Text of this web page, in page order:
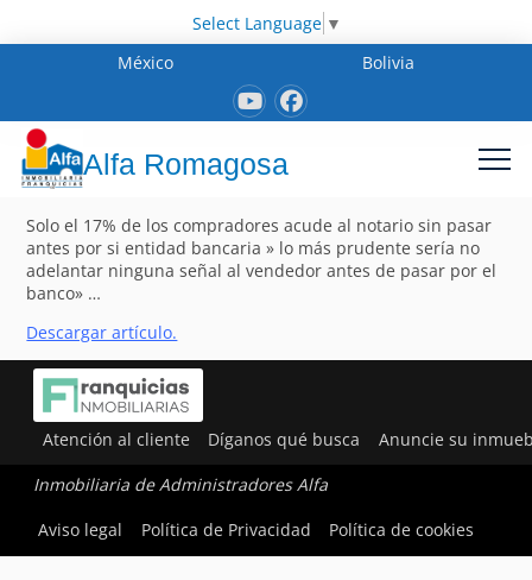
Select Language ▼
México
Bolivia
Alfa Romagosa
Solo el 17% de los compradores acude al notario sin pasar
antes por si entidad bancaria » lo más prudente sería no
adelantar ninguna señal al vendedor antes de pasar por el
banco» …
Descargar artículo.
Atención al cliente Díganos qué busca Anuncie su
Inmobiliaria de Administradores Alfa
Aviso legal
Política de Privacidad Política de cookies